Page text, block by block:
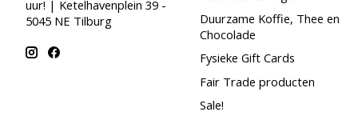
uur! | Ketelhavenplein 39 -
5045 NE Tilburg
Duurzame Koffie, Thee en
Chocolade
Fysieke Gift Cards
Fair Trade producten
Sale!